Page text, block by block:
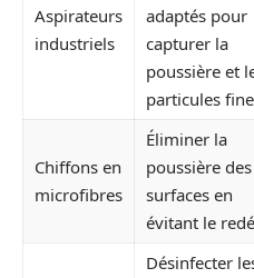
Aspirateurs
industriels
adaptés pour
capturer la
poussière et
particules
Chiffons en
microfibres
Éliminer la
poussière des
surfaces en
évitant le
Désinfecter